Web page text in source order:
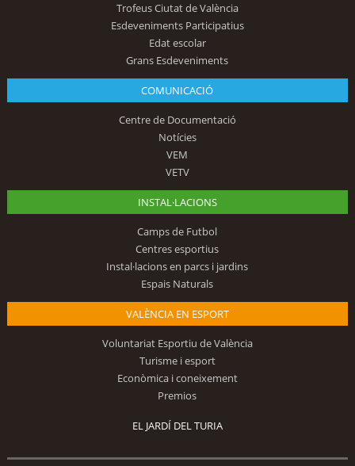
Trofeus Ciutat de València
Esdeveniments Participatius
Edat escolar
Grans Esdeveniments
COMUNICACIÓ
Centre de Documentació
Notícies
VEM
VETV
INSTAL·LACIONS
Camps de Futbol
Centres esportius
Instal·lacions en parcs i jardins
Espais Naturals
VALÈNCIA EN ESPORT
Voluntariat Esportiu de València
Turisme i esport
Econòmica i coneixement
Premios
EL JARDÍ DEL TURIA